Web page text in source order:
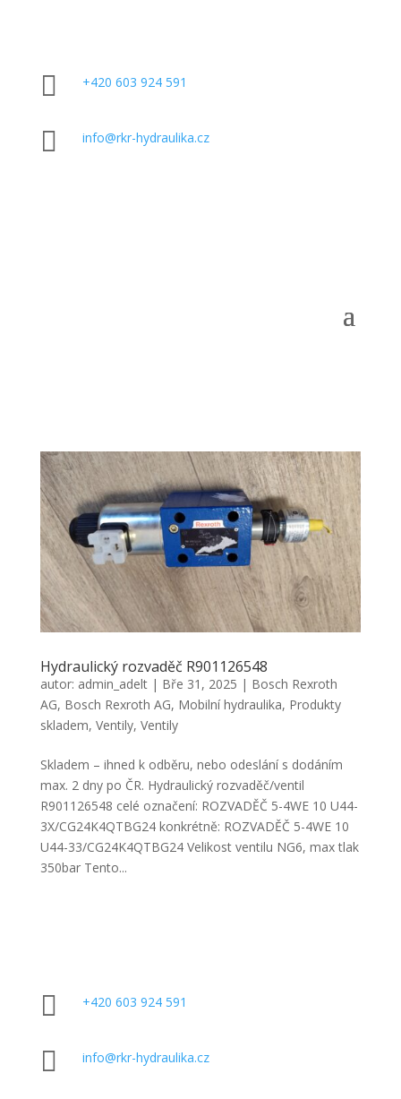
 +420 603 924 591
 info@rkr-hydraulika.cz
Hydraulický rozvaděč R901126548
autor: admin_adelt| Bře 31, 2025 | Bosch Rexroth
AG, Bosch Rexroth AG, Mobilní hydraulika, Produkty
skladem, Ventily, Ventily
Skladem – ihned k odběru, nebo odeslání s dodáním
max. 2 dny po ČR. Hydraulický rozvaděč/ventil
R901126548 celé označení: ROZVADĚČ 5-4WE 10 U44-
3X/CG24K4QTBG24 konkrétně: ROZVADĚČ 5-4WE 10
U44-33/CG24K4QTBG24 Velikost ventilu NG6, max tlak
350bar Tento...
 +420 603 924 591
 info@rkr-hydraulika.cz